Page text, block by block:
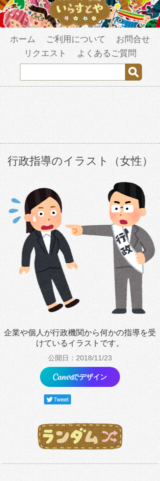
ホーム ご利用について
お問合せ
リクエスト
よくあるご質問
行政指導のイラスト（女性）
企業や個人が行政機関から何かの指導を受
けているイラストです。
公開日：2018/11/23
でデザイン